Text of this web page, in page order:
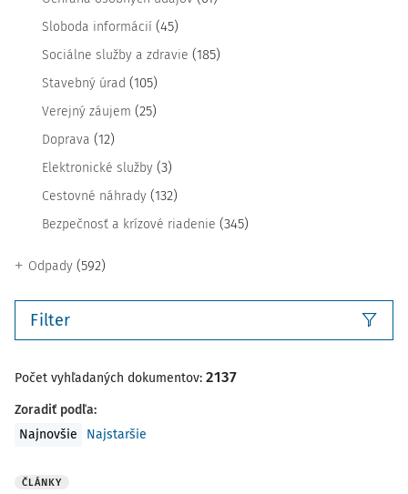
Sloboda informácií (45)
Sociálne služby a zdravie (185)
Stavebný úrad (105)
Verejný záujem (25)
Doprava (12)
Elektronické služby (3)
Cestovné náhrady (132)
Bezpečnosť a krízové riadenie (345)
Odpady (592)
Filter
Počet vyhľadaných dokumentov: 2137
Zoradiť podľa:
Najnovšie
Najstaršie
ČLÁNKY